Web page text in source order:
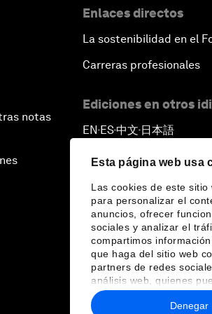
Esta página web usa
Las cookies de este sitio
para personalizar el
anuncios, ofrecer
sociales y analizar el
compartimos
que haga del sitio web
partners de redes
análisis web, quienes
combinarla con otra
haya proporcionado o
Denegar
notas
Enlaces directos
La sostenibilidad en el
Carreras profesionales
Ediciones en otros
EN ▪ ES▪中文▪ 日本語